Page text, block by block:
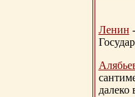
Ленин
далеко